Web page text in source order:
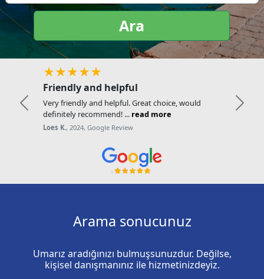
Ara
★★★★★
Friendly and helpful
Very friendly and helpful. Great choice, would
definitely recommend! ... read more
Loes K., 2024, Google Review
Previous Next
Arama sonucunuz
Umarız aradığınızı bulmuşsunuzdur. Değilse,
kişisel danışmanınız ile hizmetinizdeyiz.